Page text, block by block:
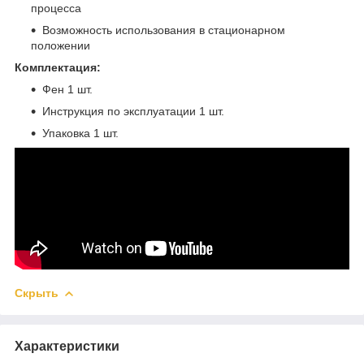
процесса
Возможность использования в стационарном
положении
Комплектация:
Фен 1 шт.
Инструкция по эксплуатации 1 шт.
Упаковка 1 шт.
Скрыть
Характеристики